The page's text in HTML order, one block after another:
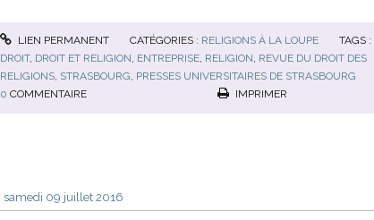
LIEN PERMANENT CATÉGORIES : RELIGIONS À LA LOUPE
TAGS :
DROIT, DROIT ET RELIGION ENTREPRISE, RELIGION REVUE DU DROIT DES
RELIGIONS, STRASBOURG PRESSES UNIVERSITAIRES DE STRASBOURG
0 COMMENTAIRE IMPRIMER
samedi 09 juillet 2016